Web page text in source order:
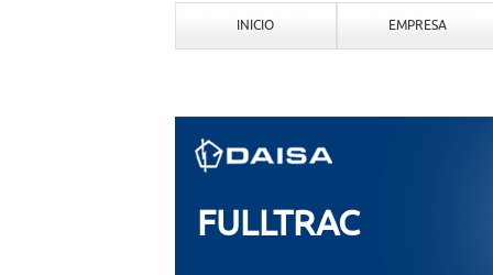
INICIO EMPRESA
FULLTRAC